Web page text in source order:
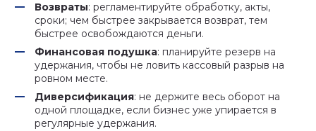
Возвраты: регламентируйте обработку, акты,
сроки; чем быстрее закрывается возврат, тем
быстрее освобождаются деньги.
Финансовая подушка: планируйте резерв на
удержания, чтобы не ловить кассовый разрыв на
ровном месте.
Диверсификация: не держите весь оборот на
одной площадке, если бизнес уже упирается в
регулярные удержания.